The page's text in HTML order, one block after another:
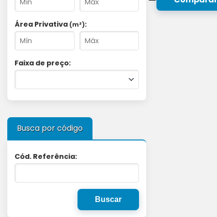
Área Privativa (m²):
Faixa de preço:
Busca por código
Cód. Referência: